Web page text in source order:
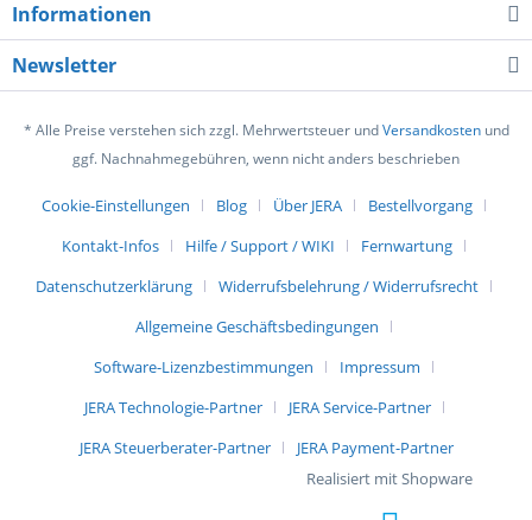
Informationen
Newsletter
* Alle Preise verstehen sich zzgl. Mehrwertsteuer undVersandkostenund
ggf. Nachnahmegebühren, wenn nicht anders beschrieben
Cookie-Einstellungen Blog Über JERA
Bestellvorgang
Kontakt-Infos
Hilfe / Support / WIKI
Fernwartung
Datenschutzerklärung
Widerrufsbelehrung / Widerrufsrecht
Allgemeine Geschäftsbedingungen
Software-Lizenzbestimmungen
Impressum
JERA Technologie-Partner
JERA Service-Partner
JERA Steuerberater-Partner
JERA Payment-Partner
Realisiert mit Shopware